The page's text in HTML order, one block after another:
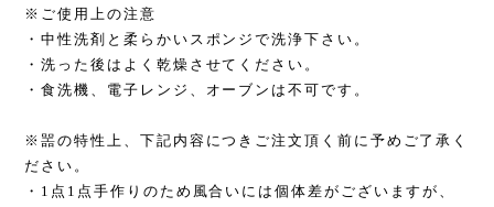
※ご使用上の注意
・中性洗剤と柔らかいスポンジで洗浄下さい。
・洗った後はよく乾燥させてください。
・食洗機、電子レンジ、オーブンは不可です。
※噐の特性上、下記内容につきご注文頂く前に予めご了承く
ださい。
・1点1点手作りのため風合いには個体差がございますが、